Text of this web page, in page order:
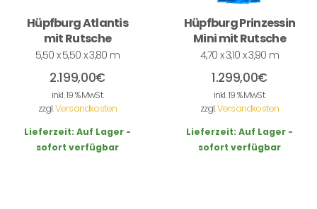
Hüpfburg Atlantis
mit Rutsche
5,50 x 5,50 x 3,80 m
2.199,00€
inkl. 19 % MwSt.
zzgl.Versandkosten
Lieferzeit: Auf Lager -
sofort verfügbar
Hüpfburg Prinzessin
Mini mit Rutsche
4,70 x 3,10 x 3,90 m
1.299,00€
inkl. 19 % MwSt.
zzgl.Versandkosten
Lieferzeit: Auf Lager -
sofort verfügbar